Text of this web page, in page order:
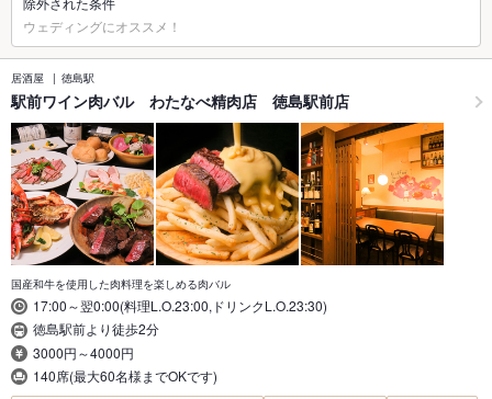
ウェディングにオススメ！
居酒屋 徳島駅
駅前ワイン肉バル わたなべ精肉店 徳島駅前店
国産和牛を使用した肉料理を楽しめる肉バル
17:00～翌0:00(料理L.O.23:00,ドリンクL.O.23:30)
徳島駅前より徒歩2分
3000円～4000円
140席(最大60名様までOKです)